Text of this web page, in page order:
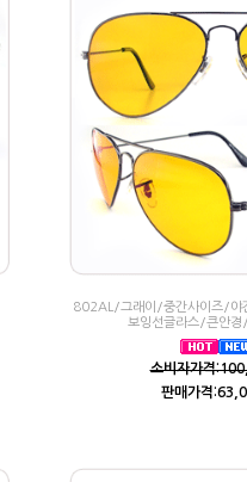
802AL/그래이/중간사이즈/야
보잉선글라스/큰안경
소비자가격
판매가격